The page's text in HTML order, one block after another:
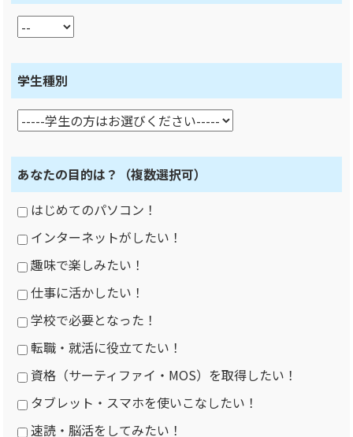
学生種別
あなたの目的は？
（複数選択可）
はじめてのパソコン！
インターネットがしたい！
趣味で楽しみたい！
仕事に活かしたい！
学校で必要となった！
転職・就活に役立てたい！
資格（サーティファイ・MOS）を取得したい！
タブレット・スマホを使いこなしたい！
速読・脳活をしてみたい！